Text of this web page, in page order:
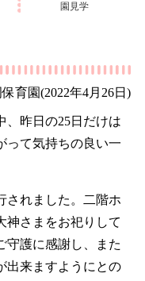
園見学
育園(2022年4月26日)
、昨日の25日だけは
って気持ちの良い一
されました。二階ホ
神さまをお祀りして
守護に感謝し、また
出来ますようにとの